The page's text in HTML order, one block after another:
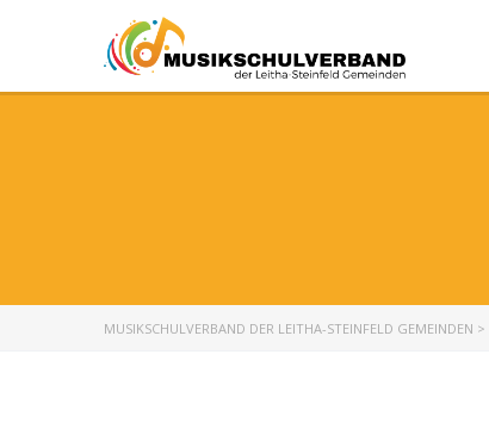
MUSIKSCHULVERBAND DER LEITHA-STEINFELD GEMEINDEN >